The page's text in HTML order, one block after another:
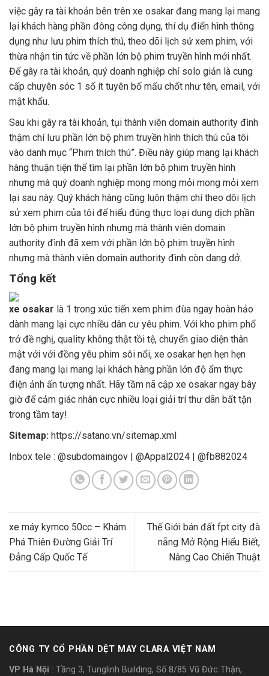
việc gây ra tài khoản bên trên xe osakar đang mang lại mang
lại khách hàng phần đông công dụng, thí dụ điển hình thông
dụng như lưu phim thích thú, theo dõi lịch sử xem phim, với
thừa nhận tin tức về phần lớn bộ phim truyền hình mới nhất.
Để gây ra tài khoản, quý doanh nghiệp chỉ solo giản là cung
cấp chuyên sóc 1 số ít tuyên bố mấu chốt như tên, email, với
mật khẩu.
Sau khi gây ra tài khoản, tụi thành viên domain authority đình
thậm chí lưu phần lớn bộ phim truyền hình thích thú của tôi
vào danh mục “Phim thích thú”. Điều này giúp mang lại khách
hàng thuận tiện thể tìm lại phần lớn bộ phim truyền hình
nhưng mà quý doanh nghiệp mong mong mỏi mong mỏi xem
lại sau này. Quý khách hàng cũng luôn thậm chí theo dõi lịch
sử xem phim của tôi để hiểu đúng thực loại dung dịch phần
lớn bộ phim truyền hình nhưng mà thành viên domain
authority đình đã xem với phần lớn bộ phim truyền hình
nhưng mà thành viên domain authority đình còn dang dở.
Tổng kết
xe osakar là 1 trong xúc tiến xem phim đùa ngay hoàn hảo
dành mang lại cực nhiều dân cư yêu phim. Với kho phim phổ
trở đề nghị, quality không thật tồi tệ, chuyển giao diện thân
mật với với đồng yêu phim sôi nổi, xe osakar hẹn hẹn hẹn
đang mang lại mang lại khách hàng phần lớn độ ẩm thực
điện ảnh ấn tượng nhất. Hãy tầm nã cập xe osakar ngay bây
giờ để cảm giác nhân cực nhiều loại giải trí thư dãn bất tận
trong tầm tay!
Sitemap: https://satano.vn/sitemap.xml
Inbox tele : @subdomaingov | @Appal2024 | @fb882024
xe máy kymco 50cc – Khám
Phá Thiên Đường Giải Trí
Đẳng Cấp Quốc Tế
Thế Giới bán đất fpt city đà
nẵng Mở Rộng Hiểu Biết,
Nâng Cao Chiến Thuật
CÔNG TY CỔ PHẦN DỆT MAY CLARA VIỆT NAM
VP Hà Nội : Tầng 3, Tunglinh Building, Số 8/85 Vũ Đức Thận,